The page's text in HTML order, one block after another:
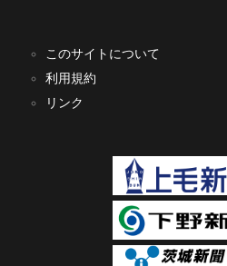
このサイトについて
利用規約
リンク